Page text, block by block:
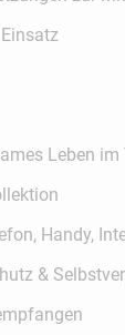
Leben im
Handy,
&